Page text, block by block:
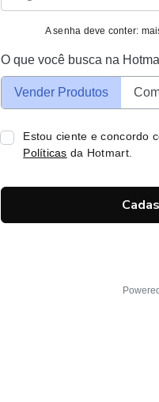
A senha deve conter:
O que você busca na
Vender Produtos
Estou ciente e concordo
Políticas da Hotmart.